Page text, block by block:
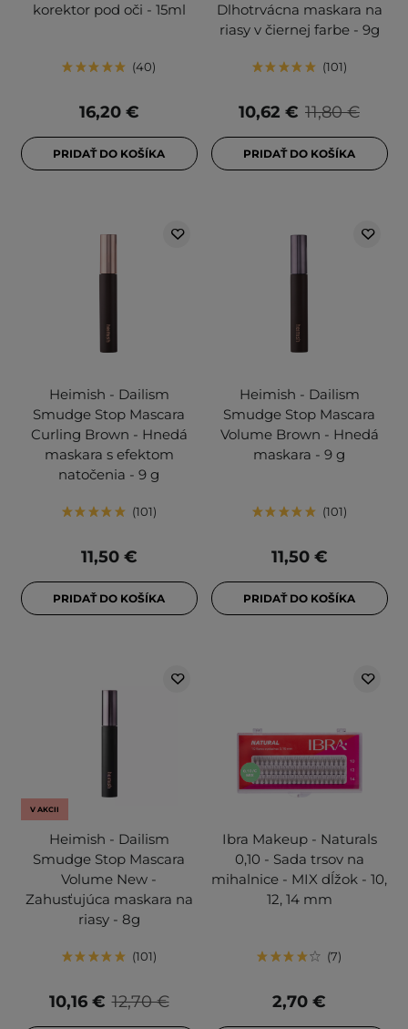
korektor pod oči - 15ml
40
16,20 €
PRIDAŤ DO KOŠÍKA
Dlhotrvácna maskara na
riasy v čiernej farbe - 9g
101
11,80 €
10,62 €
PRIDAŤ DO KOŠÍKA
Heimish - Dailism
Smudge Stop Mascara
Curling Brown - Hnedá
maskara s efektom
natočenia - 9 g
101
11,50 €
PRIDAŤ DO KOŠÍKA
Heimish - Dailism
Smudge Stop Mascara
Volume Brown - Hnedá
maskara - 9 g
101
11,50 €
PRIDAŤ DO KOŠÍKA
V AKCII
Heimish - Dailism
Smudge Stop Mascara
Volume New -
Zahusťujúca maskara na
riasy - 8g
101
12,70 €
10,16 €
Ibra Makeup - Naturals
0,10 - Sada trsov na
mihalnice - MIX dĺžok - 10,
12, 14 mm
7
2,70 €